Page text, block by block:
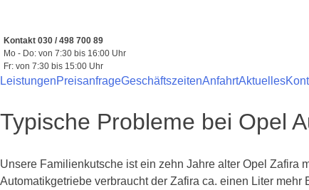
springen
Kontakt 030 / 498 700 89
Mo - Do: von 7:30 bis 16:00 Uhr
Fr: von 7:30 bis 15:00 Uhr
LeistungenPreisanfrageGeschäftszeitenAnfahrtAktuelles
Typische Probleme bei Opel
Unsere Familienkutsche ist ein zehn Jahre alter Opel Zafira
Automatikgetriebe verbraucht der Zafira ca. einen Liter